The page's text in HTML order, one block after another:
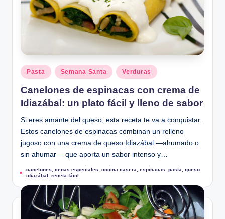
Publicado
en
Pasta Semana Santa Verduras
Canelones de espinacas con crema de
Idiazábal: un plato fácil y lleno de sabor
Si eres amante del queso, esta receta te va a conquistar.
Estos canelones de espinacas combinan un relleno
jugoso con una crema de queso Idiazábal —ahumado o
sin ahumar— que aporta un sabor intenso y…
Etiquetas:
canelones ,cenas especiales ,cocina casera ,espinacas ,pasta ,queso
idiazábal
,receta fácil